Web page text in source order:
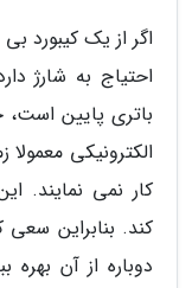
اگر از یک کیبورد
احتیاج به شارژ
باتری پایین است،
الکترونیکی
کار نمی نمایند.
کند. بنابراین
دوباره از آن بهره